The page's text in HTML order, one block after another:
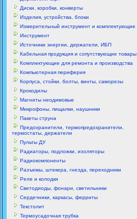
Диски, коробки, конверты
Изделия, устройства, блоки
Измерительный инструмент и комплектующие
Инструмент
Источники энергии, держатели, ИБП
Кабельная продукция и сопутствующие товары
Комплектующие для ремонта и производства
Компьютерная периферия
Корпуса, стойки, болты, винты, саморезы
Крокодилы
Магниты неодимовые
Микрофоны, пищалки, наушники
Пакеты струна
Предохранители, термопредохранители,
термостаты, держатели
Пульты ДУ
Радиаторы, подложки, изоляторы
Радиокомпоненты
Разъемы, штекера, гнезда, переходники
Реле и колодки
Светодиоды, фонари, светильники
Сердечники, каркасы, ферриты
Текстолит
Термоусадочная трубка